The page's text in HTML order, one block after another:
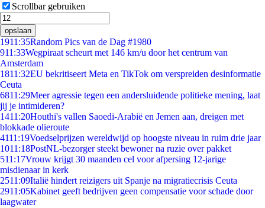
Scrollbar gebruiken
opslaan
1911:35Random Pics van de Dag #1980
911:33Wegpiraat scheurt met 146 km/u door het centrum van
Amsterdam
1811:32EU bekritiseert Meta en TikTok om verspreiden desinformatie
Ceuta
6811:29Meer agressie tegen een andersluidende politieke mening, laat
jij je intimideren?
1411:20Houthi's vallen Saoedi-Arabië en Jemen aan, dreigen met
blokkade olieroute
4111:19Voedselprijzen wereldwijd op hoogste niveau in ruim drie jaar
1011:18PostNL-bezorger steekt bewoner na ruzie over pakket
511:17Vrouw krijgt 30 maanden cel voor afpersing 12-jarige
misdienaar in kerk
2511:09Italië hindert reizigers uit Spanje na migratiecrisis Ceuta
2911:05Kabinet geeft bedrijven geen compensatie voor schade door
laagwater